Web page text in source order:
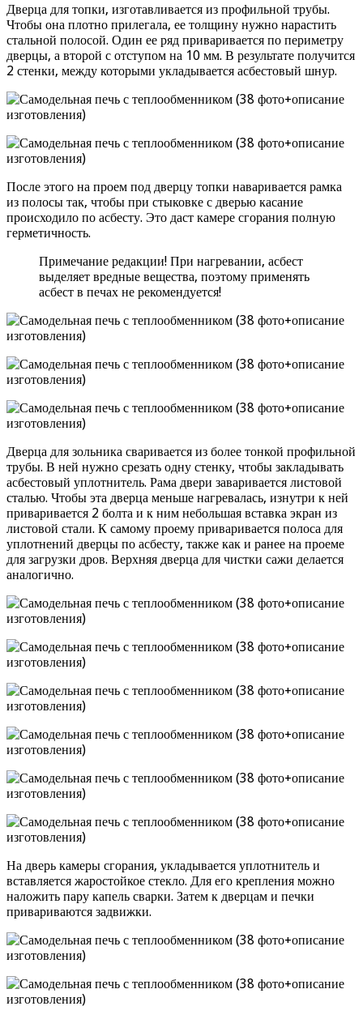
Дверца для топки, изготавливается из профильной трубы.
Чтобы она плотно прилегала, ее толщину нужно нарастить
стальной полосой. Один ее ряд приваривается по периметру
дверцы, а второй с отступом на 10 мм. В результате получится
2 стенки, между которыми укладывается асбестовый шнур.
После этого на проем под дверцу топки наваривается рамка
из полосы так, чтобы при стыковке с дверью касание
происходило по асбесту. Это даст камере сгорания полную
герметичность.
Примечание редакции! При нагревании, асбест
выделяет вредные вещества, поэтому применять
асбест в печах не рекомендуется!
Дверца для зольника сваривается из более тонкой профильной
трубы. В ней нужно срезать одну стенку, чтобы закладывать
асбестовый уплотнитель. Рама двери заваривается листовой
сталью. Чтобы эта дверца меньше нагревалась, изнутри к ней
приваривается 2 болта и к ним небольшая вставка экран из
листовой стали. К самому проему приваривается полоса для
уплотнений дверцы по асбесту, также как и ранее на проеме
для загрузки дров. Верхняя дверца для чистки сажи делается
аналогично.
На дверь камеры сгорания, укладывается уплотнитель и
вставляется жаростойкое стекло. Для его крепления можно
наложить пару капель сварки. Затем к дверцам и печки
привариваются задвижки.